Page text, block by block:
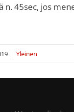
n. 45sec, jos
| Yleinen